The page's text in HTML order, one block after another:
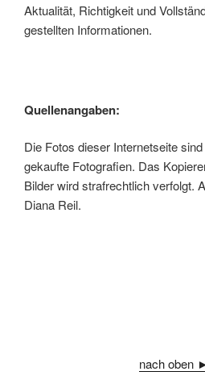
Aktualität, Richtigkeit und
gestellten Informationen.
Quellenangaben:
Die Fotos dieser Internetseite
gekaufte Fotografien. Das
Bilder wird strafrechtlich verfolgt.
Diana Reil.
nach oben